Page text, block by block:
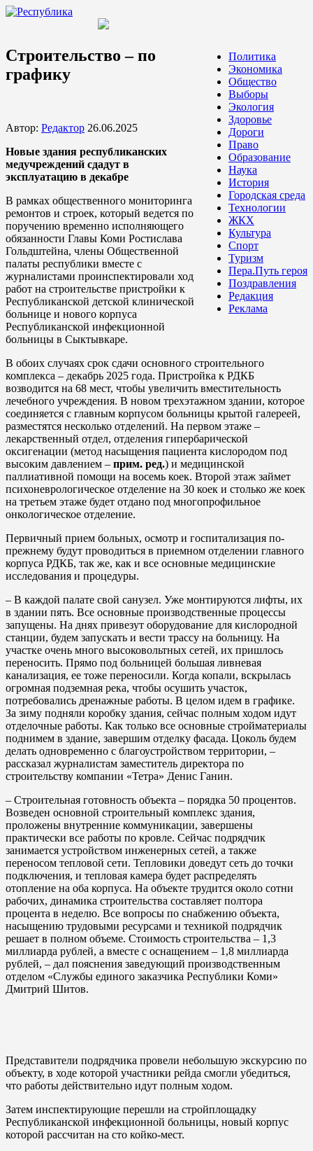
Политика
Экономика
Общество
Выборы
Экология
Здоровье
Дороги
Право
Образование
Наука
История
Городская среда
Технологии
ЖКХ
Культура
Спорт
Туризм
Пера.Путь героя
Поздравления
Редакция
Реклама
Строительство – по
графику
Автор: Редактор 26.06.2025
Новые здания республиканских
медучреждений сдадут в
эксплуатацию в декабре
В рамках общественного мониторинга
ремонтов и строек, который ведется по
поручению временно исполняющего
обязанности Главы Коми Ростислава
Гольдштейна, члены Общественной
палаты республики вместе с
журналистами проинспектировали ход
работ на строительстве пристройки к
Республиканской детской клинической
больнице и нового корпуса
Республиканской инфекционной
больницы в Сыктывкаре.
В обоих случаях срок сдачи основного строительного
комплекса – декабрь 2025 года. Пристройка к РДКБ
возводится на 68 мест, чтобы увеличить вместительность
лечебного учреждения. В новом трехэтажном здании, которое
соединяется с главным корпусом больницы крытой галереей,
разместятся несколько отделений. На первом этаже –
лекарственный отдел, отделения гипербарической
оксигенации (метод насыщения пациента кислородом под
высоким давлением – прим. ред.) и медицинской
паллиативной помощи на восемь коек. Второй этаж займет
психоневрологическое отделение на 30 коек и столько же коек
на третьем этаже будет отдано под многопрофильное
онкологическое отделение.
Первичный прием больных, осмотр и госпитализация по-
прежнему будут проводиться в приемном отделении главного
корпуса РДКБ, так же, как и все основные медицинские
исследования и процедуры.
– В каждой палате свой санузел. Уже монтируются лифты, их
в здании пять. Все основные производственные процессы
запущены. На днях привезут оборудование для кислородной
станции, будем запускать и вести трассу на больницу. На
участке очень много высоковольтных сетей, их пришлось
переносить. Прямо под больницей большая ливневая
канализация, ее тоже переносили. Когда копали, вскрылась
огромная подземная река, чтобы осушить участок,
потребовались дренажные работы. В целом идем в графике.
За зиму подняли коробку здания, сейчас полным ходом идут
отделочные работы. Как только все основные стройматериалы
поднимем в здание, завершим отделку фасада. Цоколь будем
делать одновременно с благоустройством территории, –
рассказал журналистам заместитель директора по
строительству компании «Тетра» Денис Ганин.
– Строительная готовность объекта – порядка 50 процентов.
Возведен основной строительный комплекс здания,
проложены внутренние коммуникации, завершены
практически все работы по кровле. Сейчас подрядчик
занимается устройством инженерных сетей, а также
переносом тепловой сети. Тепловики доведут сеть до точки
подключения, и тепловая камера будет распределять
отопление на оба корпуса. На объекте трудится около сотни
рабочих, динамика строительства составляет полтора
процента в неделю. Все вопросы по снабжению объекта,
насыщению трудовыми ресурсами и техникой подрядчик
решает в полном объеме. Стоимость строительства – 1,3
миллиарда рублей, а вместе с оснащением – 1,8 миллиарда
рублей, – дал пояснения заведующий производственным
отделом «Службы единого заказчика Республики Коми»
Дмитрий Шитов.
Представители подрядчика провели небольшую экскурсию по
объекту, в ходе которой участники рейда смогли убедиться,
что работы действительно идут полным ходом.
Затем инспектирующие перешли на стройплощадку
Республиканской инфекционной больницы, новый корпус
которой рассчитан на сто койко-мест.